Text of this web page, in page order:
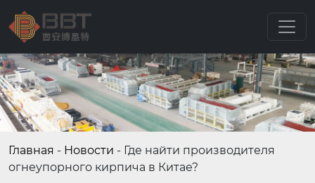
Главная - Новости - Где найти производителя
огнеупорного кирпича в Китае?